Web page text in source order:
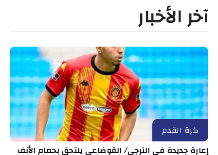
آخر الأخبار
كرة القدم
إعارة جديدة في الترجي/ القوضاعي يلتحق بحمام الأنف